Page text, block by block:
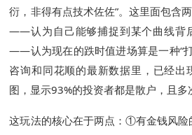
衍，非得有点技术佐佐”。这里面包含
——认为自己能够捕捉到某个曲线背
——认为现在的跌时值进场算是一种“
咨询和同花顺的最新数据里，已经出
图，显示93%的投资者都是散户，且多
这玩法的核心在于两点：①有金钱风